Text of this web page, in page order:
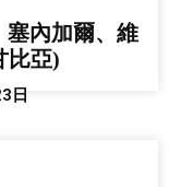
塞內加爾、維
比亞)
日